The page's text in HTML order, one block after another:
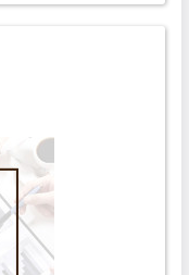
فلافل | تركيا - اسطنبول -